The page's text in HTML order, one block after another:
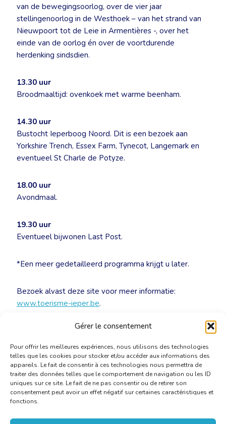
Gérer le consentement
Pour offrir les meilleures expériences, nous utilisons des technologies
telles que les cookies pour stocker et/ou accéder aux informations des
appareils. Le fait de consentir à ces technologies nous permettra de
traiter des données telles que le comportement de navigation ou les ID
uniques sur ce site. Le fait de ne pas consentir ou de retirer son
consentement peut avoir un effet négatif sur certaines caractéristiques et
fonctions.
van de bewegingsoorlog, over de vier jaar
stellingenoorlog in de Westhoek – van het strand van
Nieuwpoort tot de Leie in Armentières -, over het
einde van de oorlog én over de voortdurende
herdenking sindsdien.
13.30 uur
Broodmaaltijd: ovenkoek met warme beenham.
14.30 uur
Bustocht Ieperboog Noord. Dit is een bezoek aan
Yorkshire Trench, Essex Farm, Tynecot, Langemark en
eventueel St Charle de Potyze.
18.00 uur
Avondmaal.
19.30 uur
Eventueel bijwonen Last Post.
*Een meer gedetailleerd programma krijgt u later.
Bezoek alvast deze site voor meer informatie:
www.toerisme-ieper.be.